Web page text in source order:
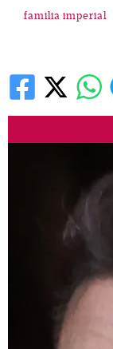
familia imperial